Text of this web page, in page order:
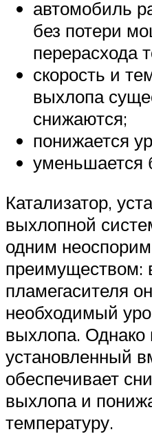
автомобиль
без потери
перерасхода
скорость и
выхлопа
снижаются;
понижается
уменьшается
Катализатор,
выхлопной
одним
преимуществом:
пламегасителя
необходимый
выхлопа. Однако
установленный
обеспечивает
выхлопа и
температуру.